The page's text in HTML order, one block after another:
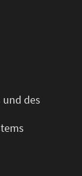
und des